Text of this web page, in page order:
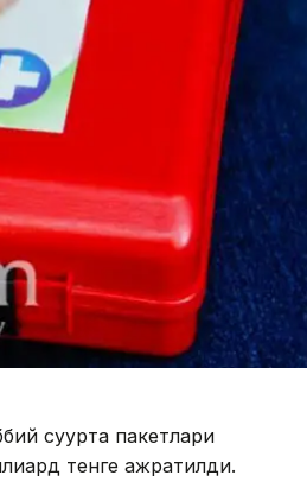
суғурта пакетлари
тенге ажратилди.